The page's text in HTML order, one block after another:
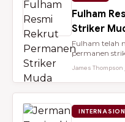
Fulham
Striker
Fulham telah
permanen
James Thompson